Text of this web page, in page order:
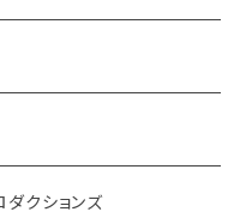
クションズ